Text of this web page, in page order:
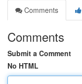
Comments
Comments
Submit a Comment
No HTML